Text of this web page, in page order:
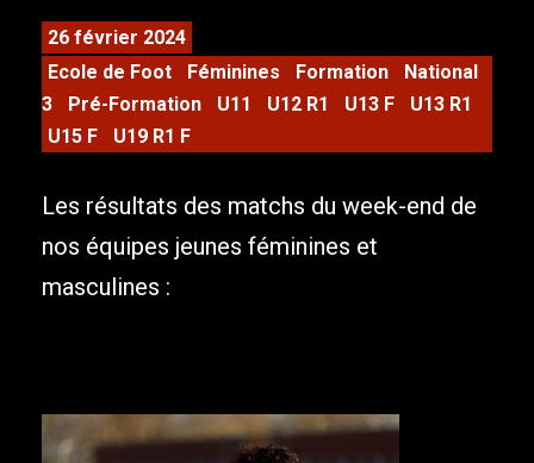
26 février 2024
Ecole de Foot
Féminines Formation
National
3
Pré-Formation U11 U12 R1 U13 F
U13 R1
U15 F
U19 R1 F
Les résultats des matchs du week-end de
nos équipes jeunes féminines et
masculines :